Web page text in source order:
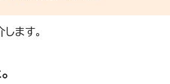
ます。